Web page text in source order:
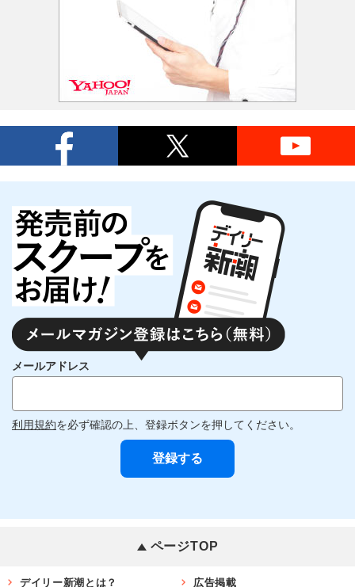
メールアドレス
利用規約を必ず確認の上、登録ボタンを押してください。
ページTOP
デイリー新潮とは？ 広告掲載